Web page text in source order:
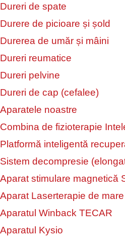
Dureri de spate
Durere de picioare și șold
Durerea de umăr și mâini
Dureri reumatice
Dureri pelvine
Dureri de cap (cefalee)
Aparatele noastre
Combina de fizioterapie
Platformă inteligentă
Sistem decompresie
Aparat stimulare magnetică
Aparat Laserterapie de
Aparatul Winback TECAR
Aparatul Kysio